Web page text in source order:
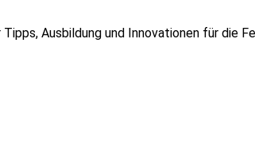
Ausbildung und Innovationen für die